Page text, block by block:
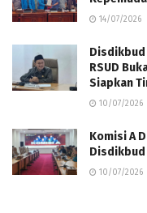
14/07/2026
Disdikbud
RSUD
Siapkan
10/07/2026
Komisi A
Disdikbud
10/07/2026